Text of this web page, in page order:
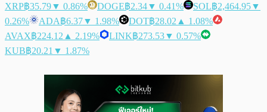
XRP฿35.79▼ 0.86% DOGE฿2.34▼ 0.41% SOL฿2,464.95▼
0.26%
ADA฿6.37▼ 1.98% DOT฿28.02 ▲ 1.08%
AVAX฿224.12 ▲ 2.19% LINK฿273.53▼ 0.57%
KUB฿20.21 ▼ 1.87%